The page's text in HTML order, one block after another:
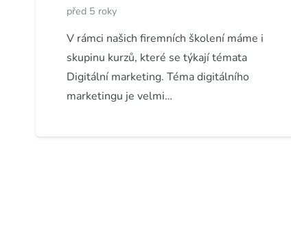
před 5 roky
V rámci našich firemních školení máme i
skupinu kurzů, které se týkají témata
Digitální marketing. Téma digitálního
marketingu je velmi…